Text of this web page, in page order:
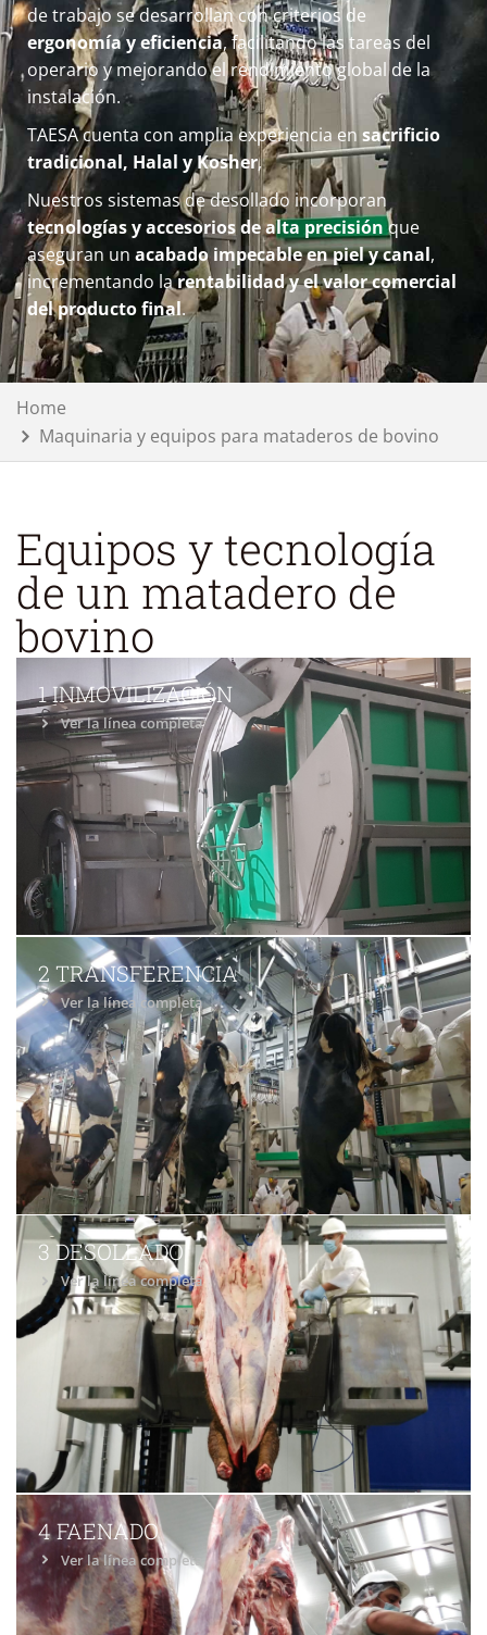
de trabajo se desarrollan con criterios de
ergonomía y eficiencia, facilitando las tareas del
operario y mejorando el rendimiento global de la
instalación.
TAESA cuenta con amplia experiencia en sacrificio
tradicional, Halal y Kosher,
Nuestros sistemas de desollado incorporan
tecnologías y accesorios de alta precisiónque
aseguran un acabado impecable en piel y canal,
incrementando larentabilidad y el valor comercial
del producto final.
Home
Maquinaria y equipos para mataderos de bovino
Equipos y tecnología
de un matadero de
bovino
1 INMOVILIZACIÓN
Ver la línea completa
2 TRANSFERENCIA
Ver la línea completa
3 DESOLLADO
Ver la línea completa
4 FAENADO
Ver la línea completa